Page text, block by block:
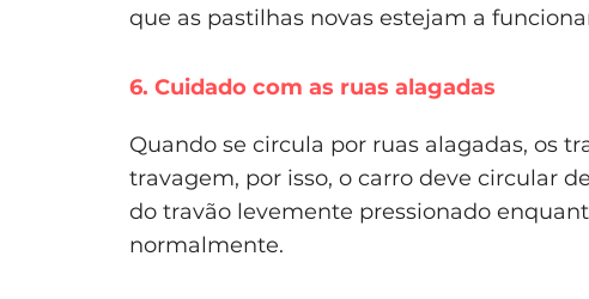
que as pastilhas novas estejam a
6. Cuidado com as ruas alagadas
Quando se circula por ruas alagadas, os
travagem, por isso, o carro deve circular
do travão levemente pressionado
normalmente.